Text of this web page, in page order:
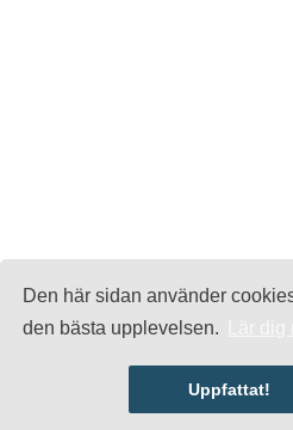
Den här sidan använder
den bästa upplevelsen.
Uppfattat!